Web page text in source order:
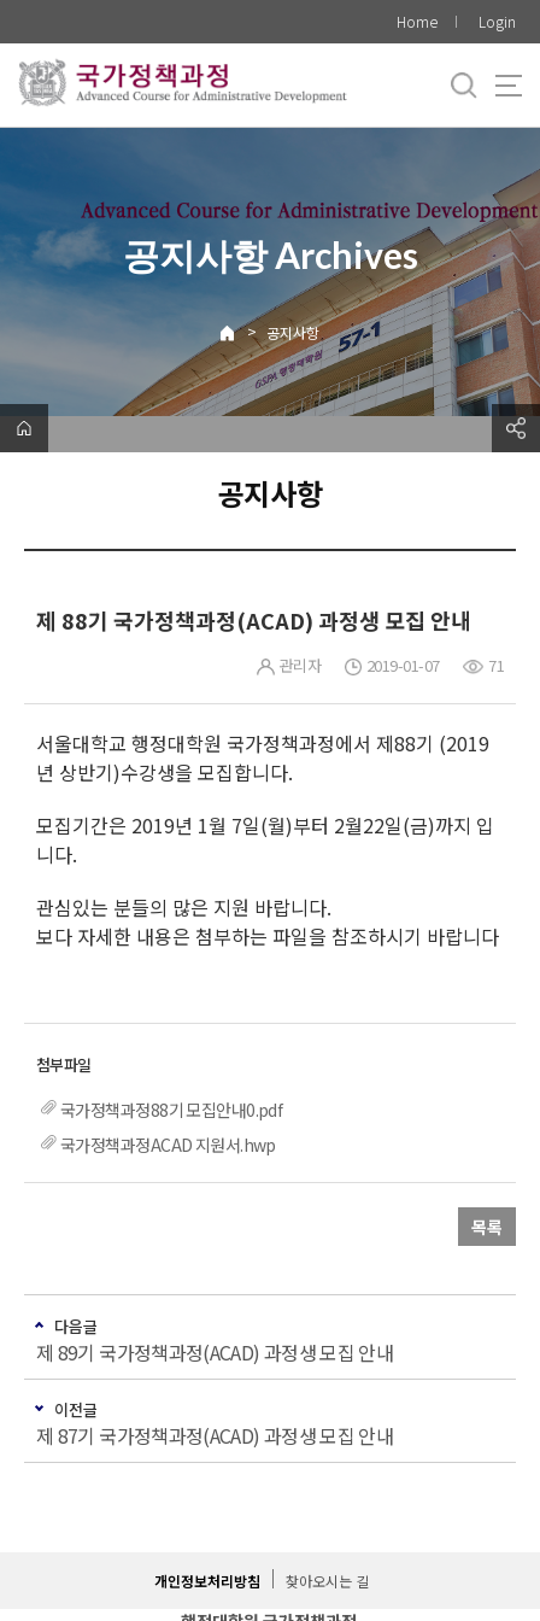
로
메
Home Login
공지사항 Archives
> 공지사항
공지사항
제 88기 국가정책과정(ACAD) 과정생 모집 안내
관리자 2019-01-07 71
서울대학교 행정대학원 국가정책과정에서 제88기 (2019
년 상반기)수강생을 모집합니다.
모집기간은 2019년 1월 7일(월)부터 2월22일(금)까지 입
니다.
관심있는 분들의 많은 지원 바랍니다.
보다 자세한 내용은 첨부하는 파일을 참조하시기 바랍니다
국가정책과정88기 모집안내0.pdf
국가정책과정ACAD 지원서.hwp
목록
다음글
제 89기 국가정책과정(ACAD) 과정생 모집 안내
이전글
제 87기 국가정책과정(ACAD) 과정생 모집 안내
개인정보처리방침 찾아오시는 길